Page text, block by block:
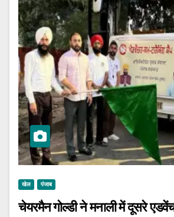
खेल पंजाब
चेयरमैन गोल्डी ने मनाली में दूसरे